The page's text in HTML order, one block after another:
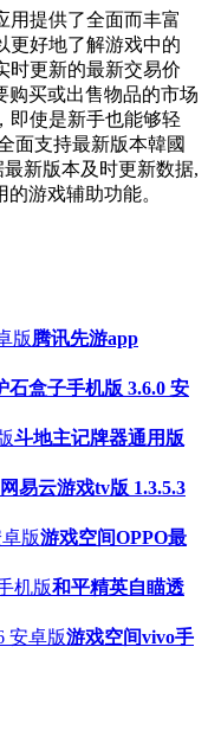
用提供了全面而丰富
更好地了解游戏中的
时更新的最新交易价
购买或出售物品的市场
即使是新手也能够轻
面支持最新版本韓國
最新版本及时更新数据,
游戏辅助功能。
腾讯先游app
石盒子手机版 3.6.0 安
斗地主记牌器通用版
网易云游戏tv版 1.3.5.3
游戏空间OPPO最
和平精英自瞄透
游戏空间vivo手